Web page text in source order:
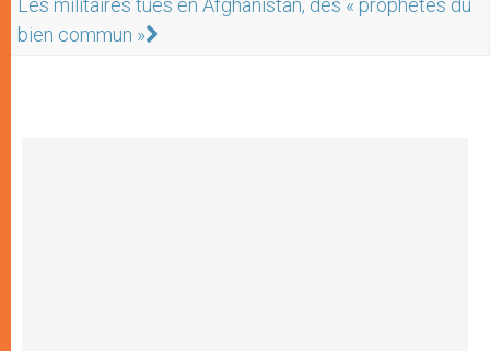
Les militaires tués en Afghanistan, des « prophètes du
bien commun »